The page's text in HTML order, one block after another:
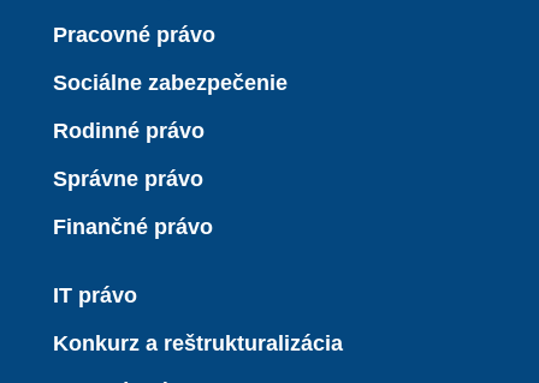
Pracovné právo
Sociálne zabezpečenie
Rodinné právo
Správne právo
Finančné právo
IT právo
Konkurz a reštrukturalizácia